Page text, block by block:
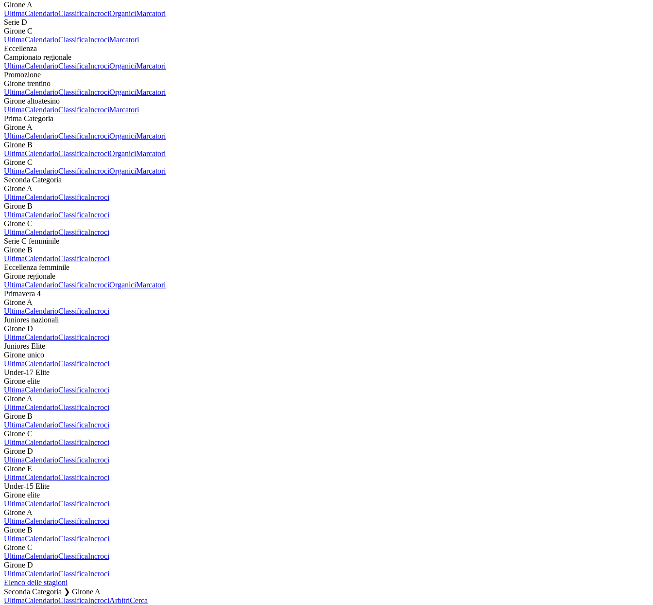
Girone A
UltimaCalendarioClassificaIncrociOrganiciMarcatori
Serie D
Girone C
UltimaCalendarioClassificaIncrociMarcatori
Eccellenza
Campionato regionale
UltimaCalendarioClassificaIncrociOrganiciMarcatori
Promozione
Girone trentino
UltimaCalendarioClassificaIncrociOrganiciMarcatori
Girone altoatesino
UltimaCalendarioClassificaIncrociMarcatori
Prima Categoria
Girone A
UltimaCalendarioClassificaIncrociOrganiciMarcatori
Girone B
UltimaCalendarioClassificaIncrociOrganiciMarcatori
Girone C
UltimaCalendarioClassificaIncrociOrganiciMarcatori
Seconda Categoria
Girone A
UltimaCalendarioClassificaIncroci
Girone B
UltimaCalendarioClassificaIncroci
Girone C
UltimaCalendarioClassificaIncroci
Serie C femminile
Girone B
UltimaCalendarioClassificaIncroci
Eccellenza femminile
Girone regionale
UltimaCalendarioClassificaIncrociOrganiciMarcatori
Primavera 4
Girone A
UltimaCalendarioClassificaIncroci
Juniores nazionali
Girone D
UltimaCalendarioClassificaIncroci
Juniores Elite
Girone unico
UltimaCalendarioClassificaIncroci
Under-17 Elite
Girone elite
UltimaCalendarioClassificaIncroci
Girone A
UltimaCalendarioClassificaIncroci
Girone B
UltimaCalendarioClassificaIncroci
Girone C
UltimaCalendarioClassificaIncroci
Girone D
UltimaCalendarioClassificaIncroci
Girone E
UltimaCalendarioClassificaIncroci
Under-15 Elite
Girone elite
UltimaCalendarioClassificaIncroci
Girone A
UltimaCalendarioClassificaIncroci
Girone B
UltimaCalendarioClassificaIncroci
Girone C
UltimaCalendarioClassificaIncroci
Girone D
UltimaCalendarioClassificaIncroci
Elenco delle stagioni
Seconda Categoria ❯ Girone A
UltimaCalendarioClassificaIncrociArbitriCerca